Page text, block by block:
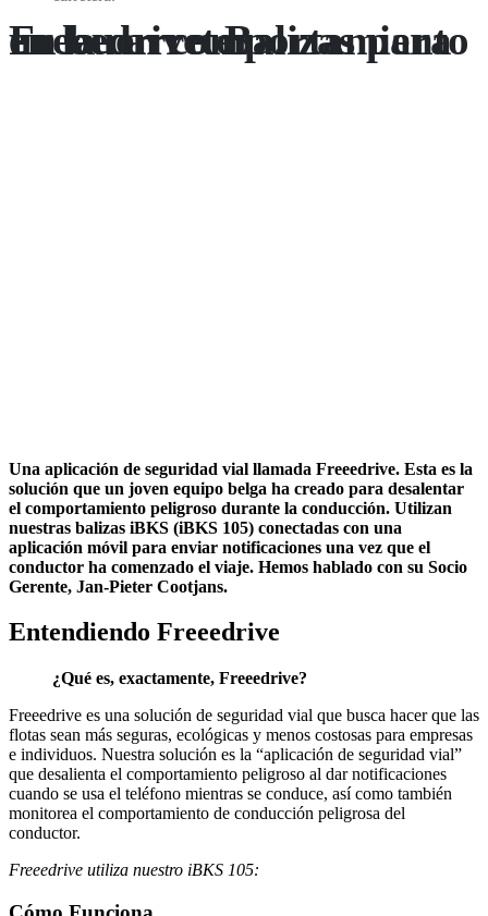
Freeedrive. Balizas para un buen comportamiento en la carretera.
Una aplicación de seguridad vial llamada Freeedrive. Esta es la
solución que un joven equipo belga ha creado para desalentar
el comportamiento peligroso durante la conducción. Utilizan
nuestras balizas iBKS (iBKS 105) conectadas con una
aplicación móvil para enviar notificaciones una vez que el
conductor ha comenzado el viaje. Hemos hablado con su Socio
Gerente, Jan-Pieter Cootjans.
Entendiendo Freeedrive
¿Qué es, exactamente, Freeedrive?
Freeedrive es una solución de seguridad vial que busca hacer que las
flotas sean más seguras, ecológicas y menos costosas para empresas
e individuos. Nuestra solución es la “aplicación de seguridad vial”
que desalienta el comportamiento peligroso al dar notificaciones
cuando se usa el teléfono mientras se conduce, así como también
monitorea el comportamiento de conducción peligrosa del
conductor.
Freeedrive utiliza nuestro iBKS 105: